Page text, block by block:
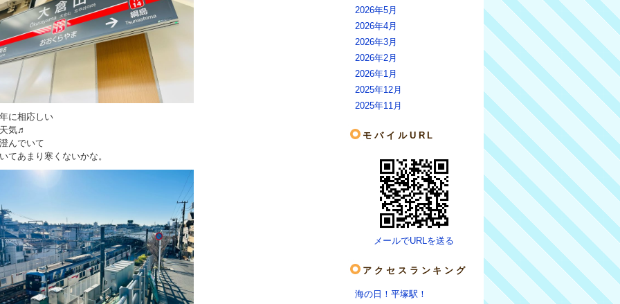
に相応しい
気♬
んでいて
てあまり寒くないかな。
2026年5月
2026年4月
2026年3月
2026年2月
2026年1月
2025年12月
2025年11月
モバイルURL
メールでURLを送る
アクセスランキング
海の日！平塚駅！